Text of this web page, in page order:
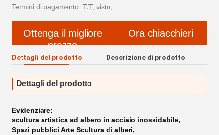
Termini di pagamento: T/T, visto,
Ottenga il migliore
prezzo
Ora chiacchieri
Dettagli del prodotto Descrizione di prodotto
Dettagli del prodotto
Evidenziare:
scultura artistica ad albero in acciaio inossidabile,
Spazi pubblici Arte Scultura di alberi,